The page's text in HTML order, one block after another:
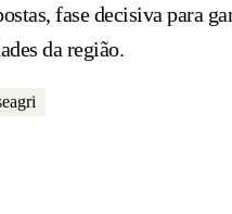
fase decisiva para
da região.